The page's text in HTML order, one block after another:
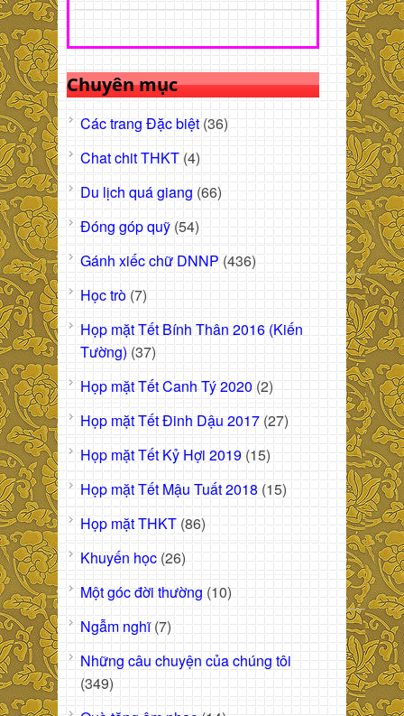
Chuyên mục
Các trang Đặc biệt (36)
Chat chit THKT (4)
Du lịch quá giang (66)
Đóng góp quỹ (54)
Gánh xiếc chữ DNNP (436)
Học trò (7)
Họp mặt Tết Bính Thân 2016 (Kiến
Tường) (37)
Họp mặt Tết Canh Tý 2020 (2)
Họp mặt Tết Đinh Dậu 2017 (27)
Họp mặt Tết Kỷ Hợi 2019 (15)
Họp mặt Tết Mậu Tuất 2018 (15)
Họp mặt THKT (86)
Khuyến học (26)
Một góc đời thường (10)
Ngẫm nghĩ(7)
Những câu chuyện của chúng tôi
(349)